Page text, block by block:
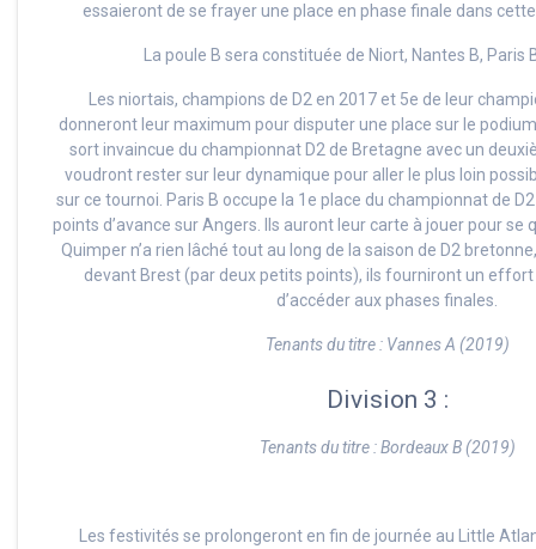
essaieront de se frayer une place en phase finale dans
La poule B sera constituée de Niort, Nantes B, Paris
Les niortais, champions de D2 en 2017 et 5e de leur
donneront leur maximum pour disputer une place sur le
sort invaincue du championnat D2 de Bretagne avec un
voudront rester sur leur dynamique pour aller le plus loin
sur ce tournoi. Paris B occupe la 1e place du championnat de
points d’avance sur Angers. Ils auront leur carte à jouer pour se
Quimper n’a rien lâché tout au long de la saison de D2
devant Brest (par deux petits points), ils fourniront un
d’accéder aux phases finales.
Tenants du titre : Vannes A (2019)
Division 3 :
Tenants du titre : Bordeaux B (2019)
Les festivités se prolongeront en fin de journée au Little